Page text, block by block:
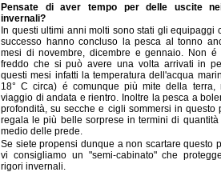
Pensate di aver tempo per delle uscite
invernali?
In questi ultimi anni molti sono stati gli equipaggi
successo hanno concluso la pesca al tonno
mesi di novembre, dicembre e gennaio. Non é
freddo che si può avere una volta arrivati in
questi mesi infatti la temperatura dell'acqua
18° C circa) é comunque più mite della terra,
viaggio di andata e rientro. Inoltre la pesca a
profondità, su secche e cigli sommersi in questo
regala le più belle sorprese in termini di quantità
medio delle prede.
Se siete propensi dunque a non scartare questo
vi consigliamo un "semi-cabinato" che
rigori invernali.